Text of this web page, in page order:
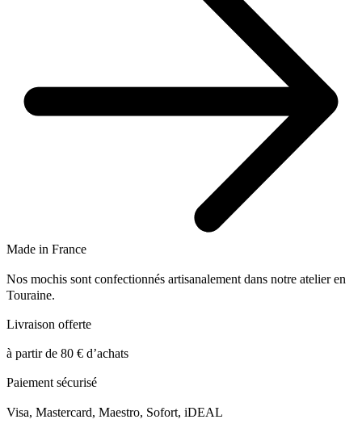
Made in France
Nos mochis sont confectionnés artisanalement dans notre atelier en
Touraine.
Livraison offerte
à partir de 80 € d’achats
Paiement sécurisé
Visa, Mastercard, Maestro, Sofort, iDEAL